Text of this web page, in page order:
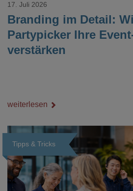
Branding im Detail:
Partypicker Ihre
verstärken
17. Juli 2026
weiterlesen
Tipps & Tricks